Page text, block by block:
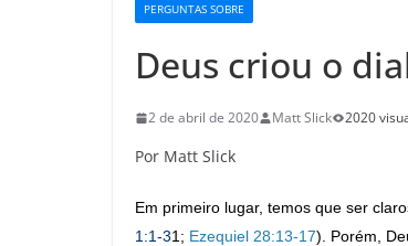
PERGUNTAS SOBRE
Deus criou o
2 de abril de 2020 Matt Slick 2020
Por Matt Slick
Em primeiro lugar, temos que ser
1:1-31 ; Ezequiel 28:13-17). Porém,